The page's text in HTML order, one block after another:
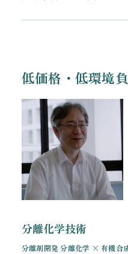
低価格・低環境
分離化学技術
分離剤開発 分離化学 × 有機合